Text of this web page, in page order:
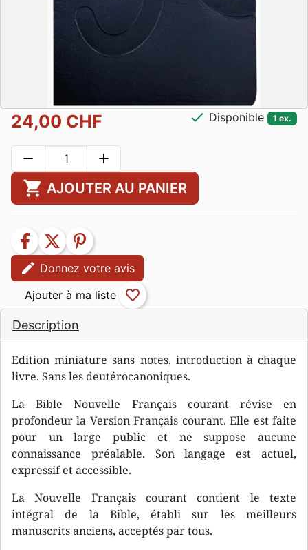
Description
Edition miniature sans notes, introduction à chaque
livre. Sans les deutérocanoniques.
La Bible Nouvelle Français courant révise en
profondeur la Version Français courant. Elle est faite
pour un large public et ne suppose aucune
connaissance préalable. Son langage est actuel,
expressif et accessible.
La Nouvelle Français courant contient le texte
intégral de la Bible, établi sur les meilleurs
manuscrits anciens, acceptés par tous.
24,00 CHF check Disponible 1 ex.
remove add
shopping_cart AJOUTER AU PANIER
facebook twitter
pinterest
edit Donnez votre avis
favorite_border